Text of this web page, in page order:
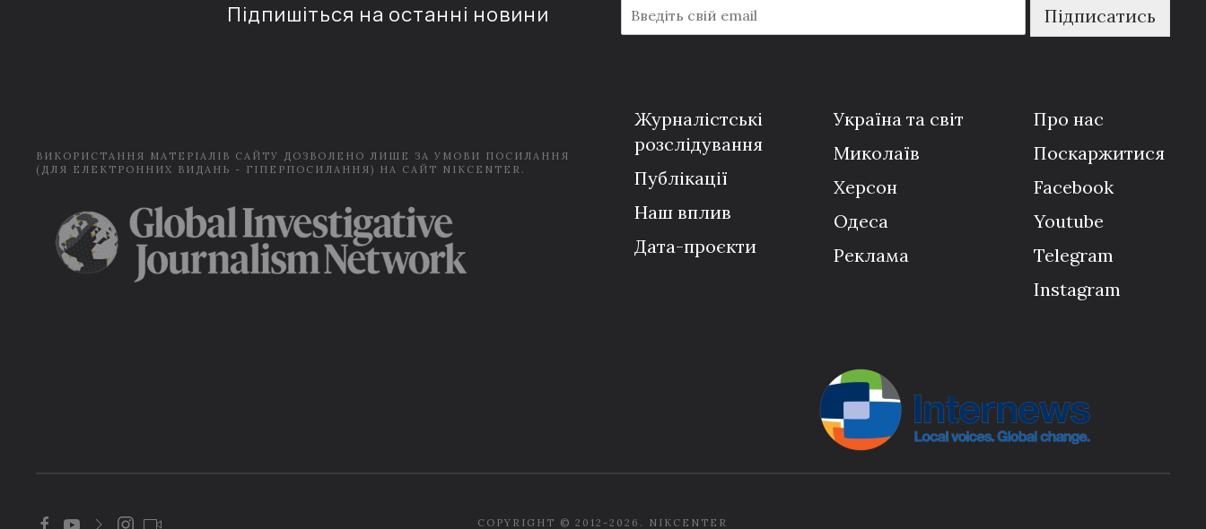
Підпишіться на останні новини
m
a
Підписатись
ВИКОРИСТАННЯ МАТЕРІАЛІВ САЙТУ ДОЗВОЛЕНО ЛИШЕ ЗА УМОВИ ПОСИЛАННЯ
(ДЛЯ ЕЛЕКТРОННИХ ВИДАНЬ - ГІПЕРПОСИЛАННЯ) НА САЙТ NIKCENTER.
Журналістські
розслідування
Публікації
Наш вплив
Дата-проєкти
Україна та світ
Миколаїв
Херсон
Одеса
Реклама
Про нас
Поскаржитися
Facebook
Youtube
Telegram
Instagram
COPYRIGHT © 2012-2026. NIKCENTER